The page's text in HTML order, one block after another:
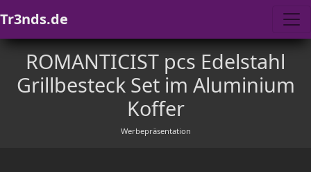
Tr3nds.de
ROMANTICIST pcs Edelstahl
Grillbesteck Set im Aluminium
Koffer
Werbepräsentation